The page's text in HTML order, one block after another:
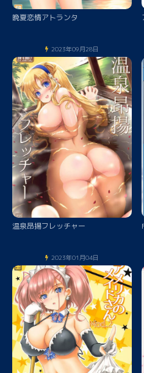
晩夏恋情アトランタ
2023年09月28日
温泉昂揚フレッチャー
2023年01月04日